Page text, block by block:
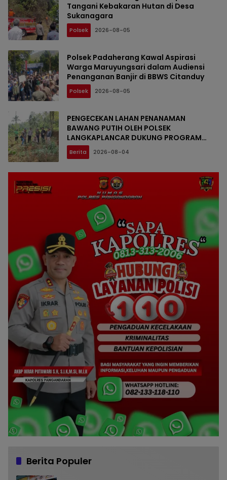
Tangani Kebakaran Hutan di Desa
Sukanagara
Polsek 2026-08-05
Polsek Padaherang Kawal Aspirasi
Warga Maruyungsari dalam Audiensi
Penanganan Banjir di BBWS Citanduy
Polsek 2026-08-05
PENGECEKAN LAHAN PENANAMAN
BAWANG PUTIH OLEH POLSEK
LANGKAPLANCAR DUKUNG PROGRAM
KETAHANAN PANGAN
Berita 2026-08-04
Berita Populer